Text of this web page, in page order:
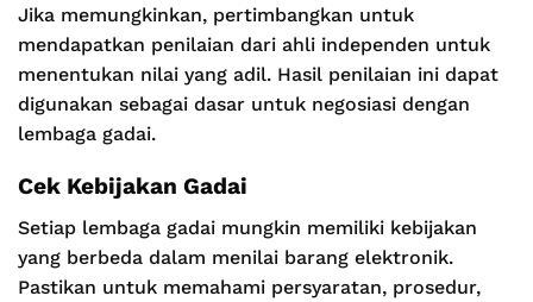
Jika memungkinkan, pertimbangkan untuk
mendapatkan penilaian dari ahli independen untuk
menentukan nilai yang adil. Hasil penilaian ini dapat
digunakan sebagai dasar untuk negosiasi dengan
lembaga gadai.
Cek Kebijakan Gadai
Setiap lembaga gadai mungkin memiliki kebijakan
yang berbeda dalam menilai barang elektronik.
Pastikan untuk memahami persyaratan, prosedur,